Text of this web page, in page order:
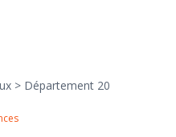
> Département 20